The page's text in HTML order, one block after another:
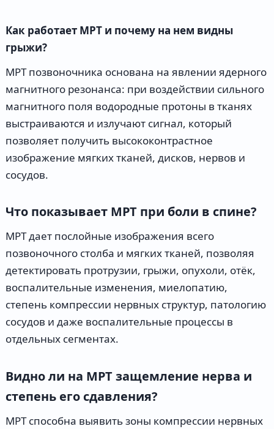
Как работает МРТ и почему на нем видны
грыжи?
МРТ позвоночника основана на явлении ядерного
магнитного резонанса: при воздействии сильного
магнитного поля водородные протоны в тканях
выстраиваются и излучают сигнал, который
позволяет получить высококонтрастное
изображение мягких тканей, дисков, нервов и
сосудов.
Что показывает МРТ при боли в спине?
МРТ дает послойные изображения всего
позвоночного столба и мягких тканей, позволяя
детектировать протрузии, грыжи, опухоли, отёк,
воспалительные изменения, миелопатию,
степень компрессии нервных структур, патологию
сосудов и даже воспалительные процессы в
отдельных сегментах.
Видно ли на МРТ защемление нерва и
степень его сдавления?
МРТ способна выявить зоны компрессии нервных